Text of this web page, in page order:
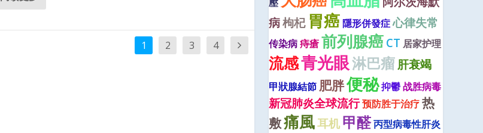
1 2 3 4
病枸杞 胃癌隱形併發症心律失常
传染病痔瘡前列腺癌CT 居家护理
流感青光眼淋巴瘤肝衰竭
甲狀腺結節 肥胖便秘抑鬱战胜病毒
新冠肺炎全球流行预防胜于治疗热
敷痛風耳机甲醛丙型病毒性肝炎